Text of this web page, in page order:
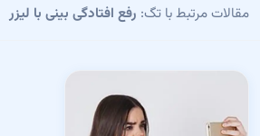
مقالات مرتبط با تگ: رفع افتادگی بینی با لیزر